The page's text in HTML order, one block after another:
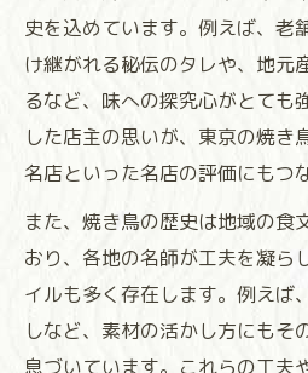
地域ごとの焼き鳥文化が
焼き鳥文化が各地で
焼き鳥名師が語る地
焼き鳥スタイルの違
焼き鳥名師が守るご
焼き鳥が地域のソウ
食べ比べで味わう焼き鳥
焼き鳥名師おすすめ
史を込めています。例えば、老
け継がれる秘伝のタレや、地元
るなど、味への探究心がとても
した店主の思いが、東京の焼き
名店といった名店の評価にもつ
また、焼き鳥の歴史は地域の食
おり、各地の名師が工夫を凝ら
イルも多く存在します。例えば
しなど、素材の活かし方にもそ
息づいています。これらの工夫